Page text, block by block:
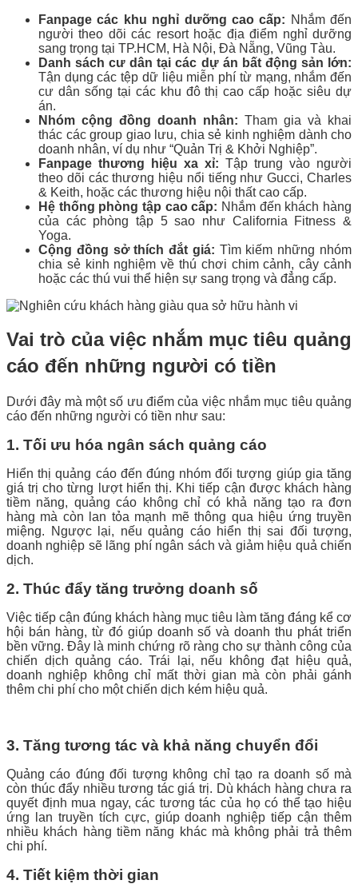
Fanpage các khu nghỉ dưỡng cao cấp: Nhắm đến
người theo dõi các resort hoặc địa điểm nghỉ dưỡng
sang trọng tại TP.HCM, Hà Nội, Đà Nẵng, Vũng Tàu.
Danh sách cư dân tại các dự án bất động sản lớn:
Tận dụng các tệp dữ liệu miễn phí từ mạng, nhắm đến
cư dân sống tại các khu đô thị cao cấp hoặc siêu dự
án.
Nhóm cộng đồng doanh nhân: Tham gia và khai
thác các group giao lưu, chia sẻ kinh nghiệm dành cho
doanh nhân, ví dụ như “Quản Trị & Khởi Nghiệp”.
Fanpage thương hiệu xa xỉ: Tập trung vào người
theo dõi các thương hiệu nổi tiếng như Gucci, Charles
& Keith, hoặc các thương hiệu nội thất cao cấp.
Hệ thống phòng tập cao cấp: Nhắm đến khách hàng
của các phòng tập 5 sao như California Fitness &
Yoga.
Cộng đồng sở thích đắt giá: Tìm kiếm những nhóm
chia sẻ kinh nghiệm về thú chơi chim cảnh, cây cảnh
hoặc các thú vui thể hiện sự sang trọng và đẳng cấp.
Vai trò của việc nhắm mục tiêu quảng
cáo đến những người có tiền
Dưới đây mà một số ưu điểm của việc nhắm mục tiêu quảng
cáo đến những người có tiền như sau:
1. Tối ưu hóa ngân sách quảng cáo
Hiển thị quảng cáo đến đúng nhóm đối tượng giúp gia tăng
giá trị cho từng lượt hiển thị. Khi tiếp cận được khách hàng
tiềm năng, quảng cáo không chỉ có khả năng tạo ra đơn
hàng mà còn lan tỏa mạnh mẽ thông qua hiệu ứng truyền
miệng. Ngược lại, nếu quảng cáo hiển thị sai đối tượng,
doanh nghiệp sẽ lãng phí ngân sách và giảm hiệu quả chiến
dịch.
2. Thúc đẩy tăng trưởng doanh số
Việc tiếp cận đúng khách hàng mục tiêu làm tăng đáng kể cơ
hội bán hàng, từ đó giúp doanh số và doanh thu phát triển
bền vững. Đây là minh chứng rõ ràng cho sự thành công của
chiến dịch quảng cáo. Trái lại, nếu không đạt hiệu quả,
doanh nghiệp không chỉ mất thời gian mà còn phải gánh
thêm chi phí cho một chiến dịch kém hiệu quả.
3. Tăng tương tác và khả năng chuyển đổi
Quảng cáo đúng đối tượng không chỉ tạo ra doanh số mà
còn thúc đẩy nhiều tương tác giá trị. Dù khách hàng chưa ra
quyết định mua ngay, các tương tác của họ có thể tạo hiệu
ứng lan truyền tích cực, giúp doanh nghiệp tiếp cận thêm
nhiều khách hàng tiềm năng khác mà không phải trả thêm
chi phí.
4. Tiết kiệm thời gian